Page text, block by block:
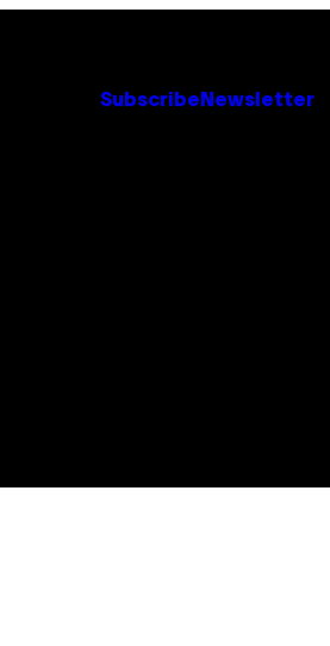
Subscribe Newsletter